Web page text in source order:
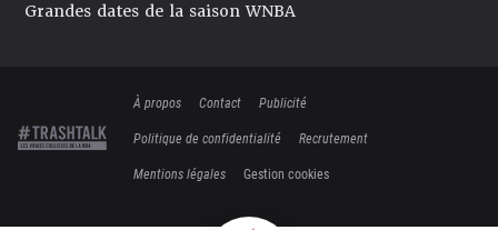
Grandes dates de la saison WNBA
À propos Contact
Publicité
Politique de confidentialité
Recrutement
Mentions légales
Gestion cookies